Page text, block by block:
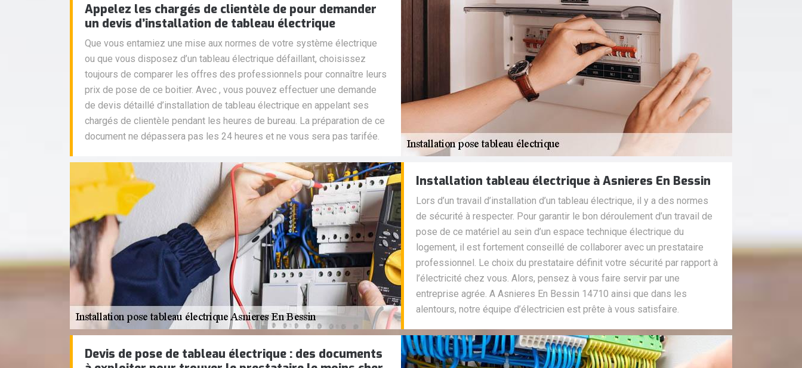
Appelez les chargés de clientèle de pour demander
un devis d’installation de tableau électrique
Que vous entamiez une mise aux normes de votre système électrique
ou que vous disposez d’un tableau électrique défaillant, choisissez
toujours de comparer les offres des professionnels pour connaître leurs
prix de pose de ce boitier. Avec , vous pouvez effectuer une demande
de devis détaillé d’installation de tableau électrique en appelant ses
chargés de clientèle pendant les heures de bureau. La préparation de ce
document ne dépassera pas les 24 heures et ne vous sera pas tarifée.
Installation tableau électrique à Asnieres En Bessin
Lors d’un travail d’installation d’un tableau électrique, il y a des normes
de sécurité à respecter. Pour garantir le bon déroulement d’un travail de
pose de ce matériel au sein d’un espace technique électrique du
logement, il est fortement conseillé de collaborer avec un prestataire
professionnel. Le choix du prestataire définit votre sécurité par rapport à
l’électricité chez vous. Alors, pensez à vous faire servir par une
entreprise agrée. A Asnieres En Bessin 14710 ainsi que dans les
alentours, notre équipe d’électricien est prête à vous satisfaire.
Devis de pose de tableau électrique : des documents